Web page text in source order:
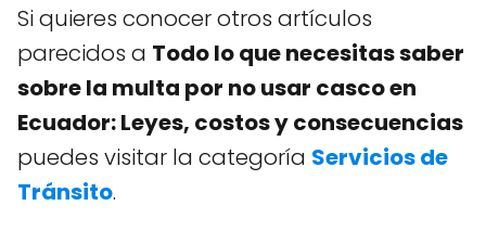
Si quieres conocer otros artículos
parecidos a Todo lo que necesitas saber
sobre la multa por no usar casco en
Ecuador: Leyes, costos y consecuencias
puedes visitar la categoría Servicios de
Tránsito.